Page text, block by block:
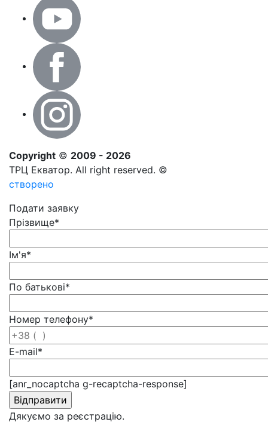
Copyright © 2009 - 2026
ТРЦ Екватор. All right reserved. ©
створено
Подати заявку
Прізвище*
Ім'я*
По батькові*
Номер телефону*
E-mail*
[anr_nocaptcha g-recaptcha-response]
Дякуємо за реєстрацію.